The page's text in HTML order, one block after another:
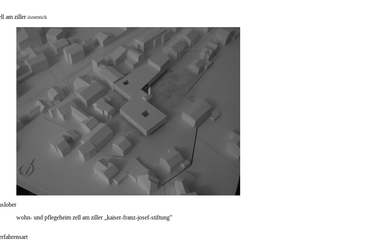
am ziller österreich
wohn- und pflegeheim zell am ziller „kaiser-franz-josef-stiftung“